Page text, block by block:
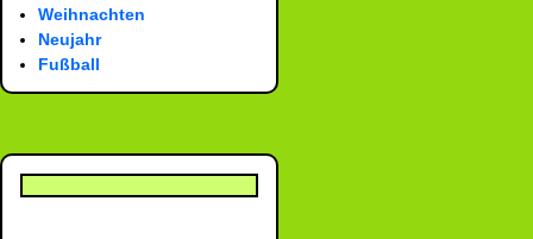
Weihnachten
Neujahr
Fußball